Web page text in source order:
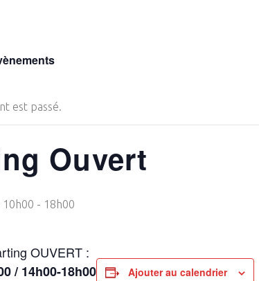
est passé.
Ouvert
10h00 - 18h00
OUVERT :
/ 14h00-18h00
Ajouter au calendrier